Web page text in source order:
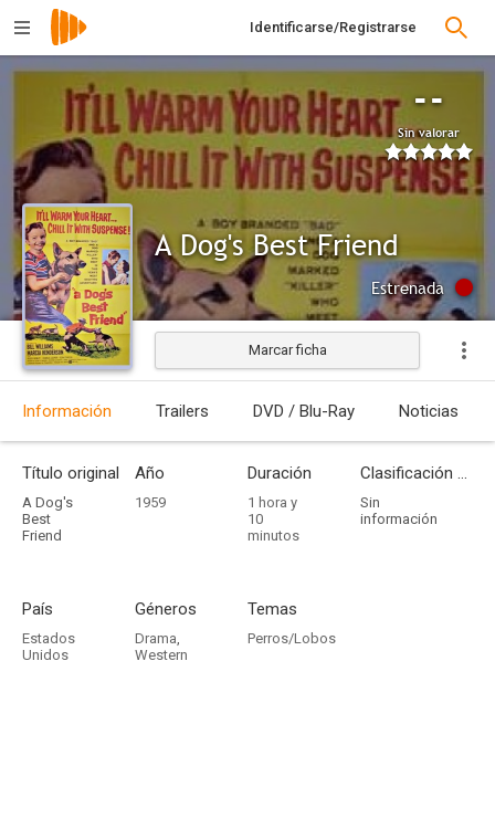
Identificarse/Registrarse
--
Sin valorar
A Dog's Best Friend
Estrenada
Marcar ficha
Información Trailers DVD / Blu-Ray Noticias
Título original
A Dog's
Best
Friend
Año
1959
Duración
1 hora y
10
minutos
Clasificación por edades
Sin
información
País
Estados
Unidos
Géneros
Drama,
Western
Temas
Perros/Lobos